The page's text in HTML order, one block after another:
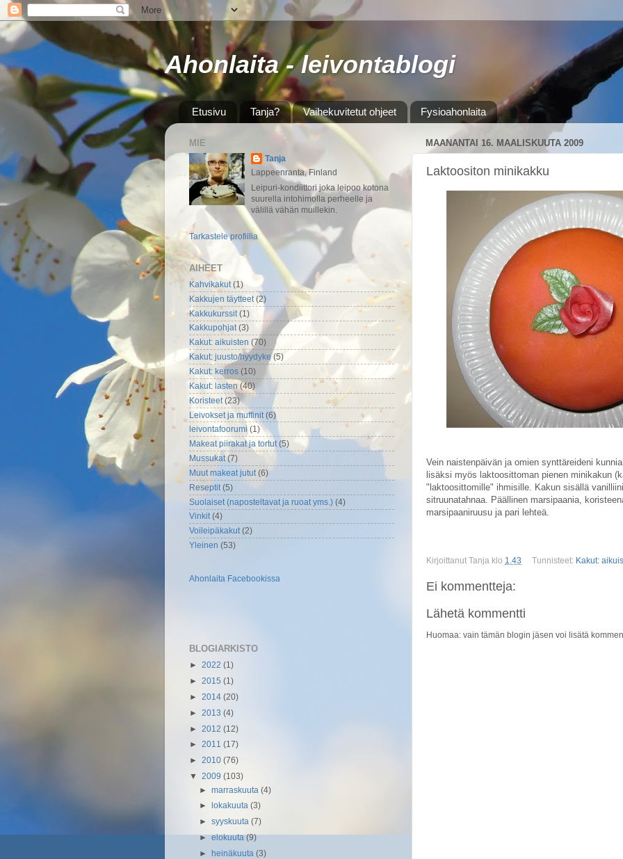
Ahonlaita - leivontablogi
Etusivu Tanja? Vaihekuvitetut ohjeet Fysioahonlaita
MAANANTAI 16. MAALISKUUTA 2009
Laktoositon minikakku
Vein naistenpäivän ja omien synttäreideni
lisäksi myös laktoosittoman pienen minikakun
"laktoosittomille" ihmisille. Kakun sisällä
sitruunatahnaa. Päällinen marsipaania,
marsipaaniruusu ja pari lehteä.
Kirjoittanut Tanja klo 1.43 Tunnisteet: Kakut:
Ei kommentteja:
Lähetä kommentti
Huomaa: vain tämän blogin jäsen voi lisätä
MIE
Tanja
Lappeenranta, Finland
Leipuri-kondiittori joka leipoo kotona
suurella intohimolla perheelle ja
välillä vähän muillekin.
Tarkastele profiilia
AIHEET
Kahvikakut (1)
Kakkujen täytteet (2)
Kakkukurssit (1)
Kakkupohjat (3)
Kakut: aikuisten (70)
Kakut: juusto/hyydyke (5)
Kakut: kerros (10)
Kakut: lasten (40)
Koristeet (23)
Leivokset ja muffinit (6)
leivontafoorumi (1)
Makeat piirakat ja tortut (5)
Mussukat (7)
Muut makeat jutut (6)
Reseptit (5)
Suolaiset (naposteltavat ja ruoat yms.) (4)
Vinkit (4)
Voileipäkakut (2)
Yleinen (53)
Ahonlaita Facebookissa
BLOGIARKISTO
► 2022 (1)
► 2015 (1)
► 2014 (20)
► 2013 (4)
► 2012 (12)
► 2011 (17)
► 2010 (76)
▼ 2009 (103)
►marraskuuta(4)
►
lokakuuta(3)
►syyskuuta(7)
►elokuuta(9)
►heinäkuuta(3)